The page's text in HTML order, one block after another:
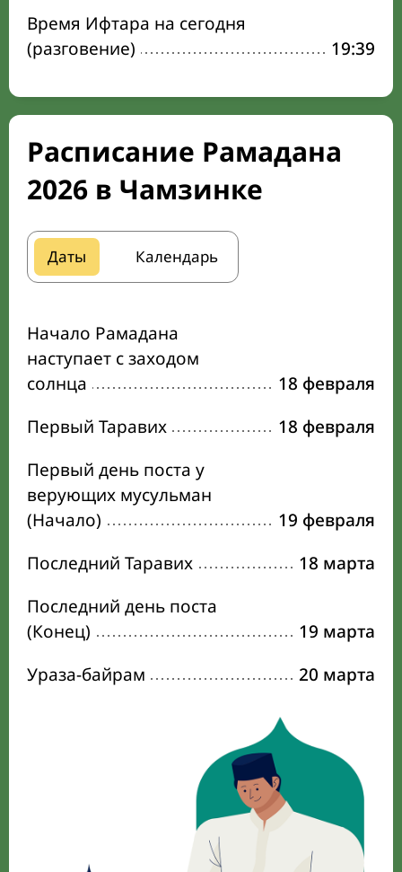
Время Ифтара на сегодня
(разговение)
19:39
Расписание Рамадана
2026 в Чамзинке
Даты Календарь
Начало Рамадана
наступает с заходом
солнца
18 февраля
Первый Таравих
18 февраля
Первый день поста у
верующих мусульман
(Начало)
19 февраля
Последний Таравих
18 марта
Последний день поста
(Конец)
19 марта
Ураза-байрам
20 марта